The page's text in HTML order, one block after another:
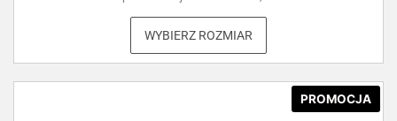
WYBIERZ ROZMIAR
PROMOCJA